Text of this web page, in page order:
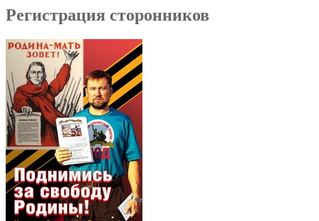
Регистрация сторонников